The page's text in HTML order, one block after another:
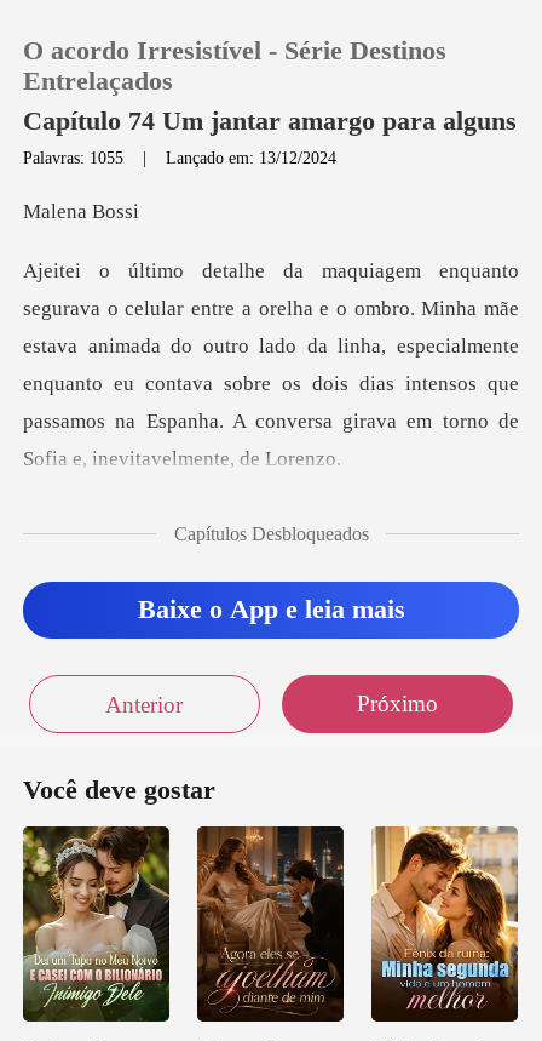
Histórico
Sair
Baixar App
O acordo Irresistível - Série Destinos
Entrelaçados
Capítulo 74 Um jantar amargo para alguns
Palavras: 1055 |Lançado em: 13/12/2024
na B
mãe
estava animada do outro lado da linha, especialmente
enquanto eu contava sobre os dois dias in
Capítulos Desbloqueados
Baixe o App e leia mais
Anterior Próximo
Você deve gostar